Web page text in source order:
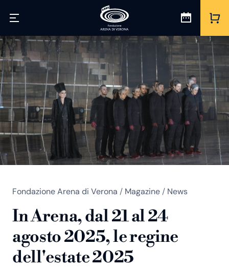
Fondazione Arena di Verona / Magazine / News
In Arena, dal 21 al 24
agosto 2025, le regine
dell'estate 2025